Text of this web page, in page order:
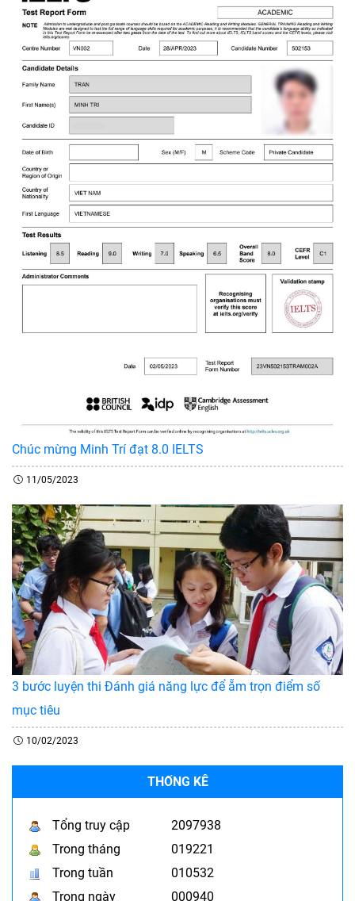
Chúc mừng Minh Trí đạt 8.0 IELTS
11/05/2023
3 bước luyện thi Đánh giá năng lực để ẵm trọn điểm số
mục tiêu
10/02/2023
THỐNG KÊ
Tổng truy cập
2097938
Trong tháng
019221
Trong tuần
010532
Trong ngày
000940